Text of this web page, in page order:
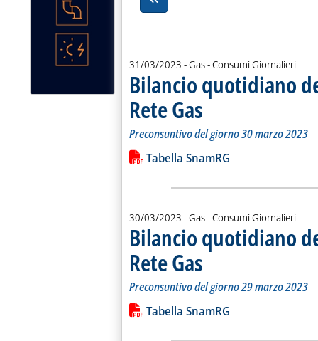
31/03/2023 - Gas - Consumi Giornalieri
Bilancio quotidiano
Rete Gas . Sottotitolo: Preconsuntivo del
. Pubblicata venerdì 31 marzo
Preconsuntivo del giorno 30 marzo 2023
Leggi tutta la notizia: 'Bilancio
Lista allegati PDF alla notizia
Tabella SnamRG
30/03/2023 - Gas - Consumi Giornalieri
Bilancio quotidiano
Rete Gas . Sottotitolo: Preconsuntivo del
. Pubblicata giovedì 30 marzo
Preconsuntivo del giorno 29 marzo 2023
Leggi tutta la notizia: 'Bilancio
Lista allegati PDF alla notizia
Tabella SnamRG